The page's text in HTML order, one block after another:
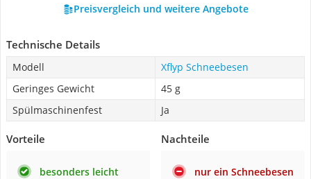
Preisvergleich und weitere Angebote
Technische Details
Modell
Xflyp Schneebesen
Geringes Gewicht
45 g
Spülmaschinenfest
Ja
Vorteile
besonders leicht
Nachteile
nur ein Schneebesen